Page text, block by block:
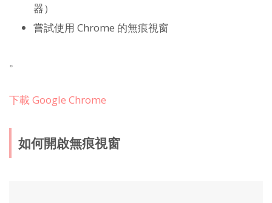
器）
嘗試使用 Chrome 的無痕視窗
。
下載 Google Chrome
如何開啟無痕視窗